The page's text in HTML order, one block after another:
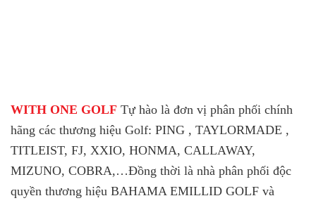
WITH ONE GOLF Tự hào là đơn vị phân phối chính
hãng các thương hiệu Golf: PING , TAYLORMADE ,
TITLEIST, FJ, XXIO, HONMA, CALLAWAY,
MIZUNO, COBRA,…Đồng thời là nhà phân phối độc
quyền thương hiệu BAHAMA EMILLID GOLF và